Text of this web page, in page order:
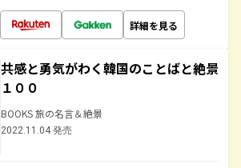
詳細を見る
共感と勇気がわく韓国のことばと絶景
１００
BOOKS 旅の名言＆絶景
2022.11.04 発売